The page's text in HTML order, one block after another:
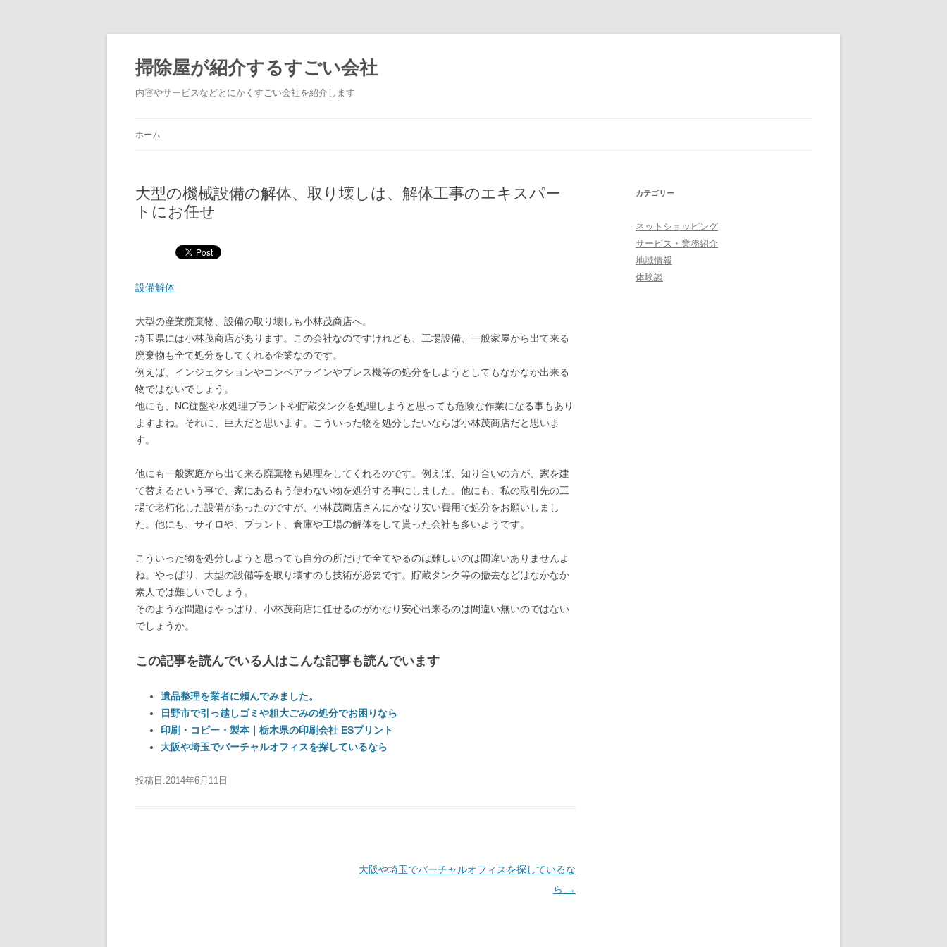
掃除屋が紹介するすごい会社
内容やサービスなどとにかくすごい会社を紹介します
ホーム
大型の機械設備の解体、取り壊しは、解体工事のエキスパー
トにお任せ
設備解体
大型の産業廃棄物、設備の取り壊しも小林茂商店へ。
埼玉県には小林茂商店があります。この会社なのですけれども、工場設備、一般家屋から出て来る
廃棄物も全て処分をしてくれる企業なのです。
例えば、インジェクションやコンベアラインやプレス機等の処分をしようとしてもなかなか出来る
物ではないでしょう。
他にも、NC旋盤や水処理プラントや貯蔵タンクを処理しようと思っても危険な作業になる事もあり
ますよね。それに、巨大だと思います。こういった物を処分したいならば小林茂商店だと思いま
す。
他にも一般家庭から出て来る廃棄物も処理をしてくれるのです。例えば、知り合いの方が、家を建
て替えるという事で、家にあるもう使わない物を処分する事にしました。他にも、私の取引先の工
場で老朽化した設備があったのですが、小林茂商店さんにかなり安い費用で処分をお願いしまし
た。他にも、サイロや、プラント、倉庫や工場の解体をして貰った会社も多いようです。
こういった物を処分しようと思っても自分の所だけで全てやるのは難しいのは間違いありませんよ
ね。やっぱり、大型の設備等を取り壊すのも技術が必要です。貯蔵タンク等の撤去などはなかなか
素人では難しいでしょう。
そのような問題はやっぱり、小林茂商店に任せるのがかなり安心出来るのは間違い無いのではない
でしょうか。
この記事を読んでいる人はこんな記事も読んでいます
遺品整理を業者に頼んでみました。
日野市で引っ越しゴミや粗大ごみの処分でお困りなら
印刷・コピー・製本｜栃木県の印刷会社 ESプリント
大阪や埼玉でバーチャルオフィスを探しているなら
投稿日:2014年6月11日
大阪や埼玉でバーチャルオフィスを探しているな
ら →
カテゴリー
ネットショッピング
サービス・業務紹介
地域情報
体験談